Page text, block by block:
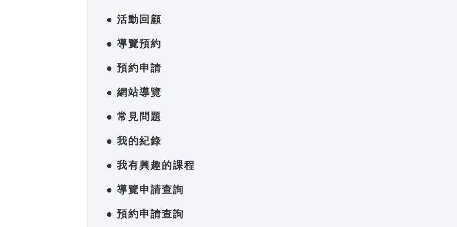
● 活動回顧
● 導覽預約
● 預約申請
● 網站導覽
● 常見問題
● 我的紀錄
● 我有興趣的課程
● 導覽申請查詢
● 預約申請查詢